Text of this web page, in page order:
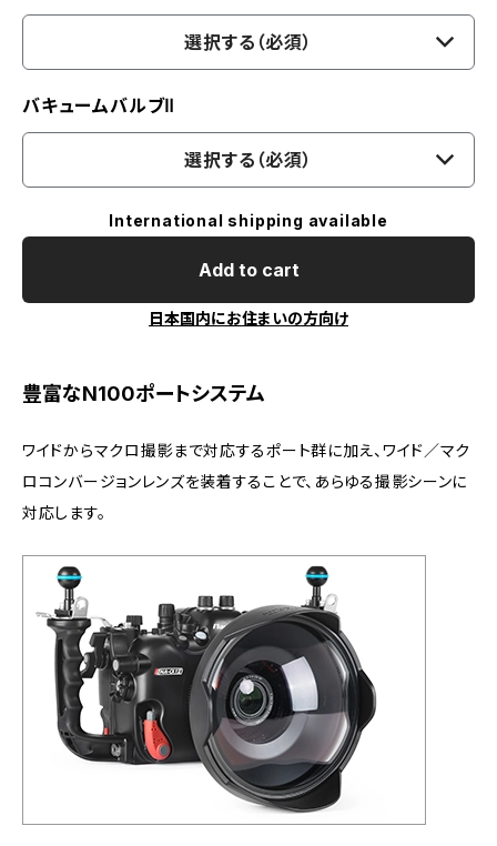
選択する（必須）
バキュームバルブⅡ
選択する（必須）
International shipping available
Add to cart
日本国内にお住まいの方向け
豊富なN100ポートシステム
ワイドからマクロ撮影まで対応するポート群に加え、ワイド／マク
ロコンバージョンレンズを装着することで、あらゆる撮影シーンに
対応します。